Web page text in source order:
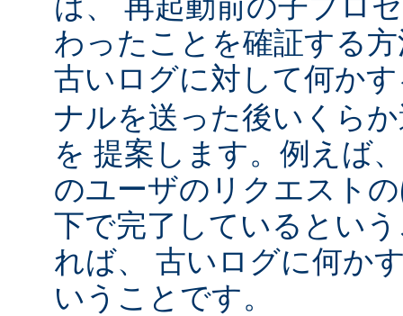
わったことを確証する
古いログに対して何か
ナルを送った後いくら
を 提案します。例えば
のユーザのリクエスト
下で完了しているとい
れば、 古いログに何か
いうことです。